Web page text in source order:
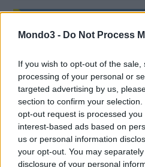
Mondo3 - Do Not Process
If you wish to opt-out of the
processing of your personal or
targeted advertising by us,
section to confirm your
opt-out request is processed
interest-based ads based on
us or personal information
your opt-out. You may
disclosure of your personal
VIEW